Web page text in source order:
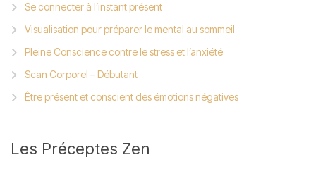
Se connecter à l’instant présent
Visualisation pour préparer le mental au sommeil
Pleine Conscience contre le stress et l’anxiété
Scan Corporel – Débutant
Être présent et conscient des émotions négatives
Les Préceptes Zen